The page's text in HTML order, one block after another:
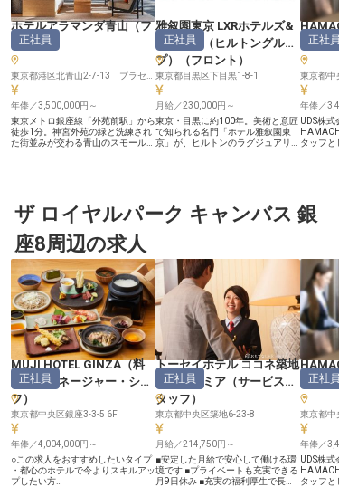
ホテルアラマンダ青山（フ
ロント）
正社員
年俸／3,500,000円～
東京メトロ銀座線「外苑前駅」から
徒歩1分。神宮外苑の緑と洗練され
た街並みが交わる青山のスモールラ
パを通じて上質な滞在を提供する当
ホテル。リニューアルでは鮨レスト
を新たに加え、組織体制も大きく強
化します。 【ホテルの第一印象を
担う、おもてなしの最前線】 チェ
ックイン・チェックアウトから宿泊
予約、館内・周辺のご案内まで、お
客様との接点が最も多いポジション
です。海外からのお客様も多く、英
語を活かした接客ができる環境。リ
ニューアルで生まれ変わるホテルの
「顔」として活躍いただけます。
【働く環境のポイント】 ・年俸350
万円～480万円 ・年間休日110日
（2027年4月〜／それまでは107
日）／残業月平均12時間 ・住宅手
当・資格取得支援・人間ドック費用
補助など充実の福利厚生
雅叙園東京 LXRホテルズ&
リゾーツ（ヒルトングルー
プ）
（フロント ）
正社員
東京都目黒区下目黒1-8-1
月給／230,000円～
東京・目黒に約100年。美術と意匠
で知られる名門「ホテル雅叙園東
京」が、ヒルトンのラグジュアリー
て」と「またぜひ」を預かる、ホテ
ルの顔】 チェックイン・チェック
最も多いポジションです。目黒川の
桜、周辺の見どころ、館内施設のご
案内——一つひとつの会話が、滞在
の記憶を形づくります。 【適性・
配属に応じて3つのポジションから
活躍の場を】 フロントデスク／ゲ
ストサービス／オペレーターの各ポ
ジションを用意。接客経験を活かし
て幅広く関わることも、電話対応や
コーディネートに強みを発揮するこ
とも可能です。開業準備段階から関
わり、LXRブランドのサービス基準
を共につくり上げていきます。
【働く環境のポイント】 ・世界143
の国と地域に9,100軒以上を展開す
るヒルトングループ ・社員割引制
度「Go Hilton」 ・退職金制度(確定
拠出年金) ・年間休日120日以上 ・
英語を活かせる外資系・グローバル
なキャリア
ント）
正社員
東京都中
年俸／
UDS株式
タッフと
戦可能。
お持ちの
ザ ロイヤルパーク キャンバス 銀
座8周辺の求人
MUJI HOTEL GINZA（料
理長・マネージャー・シェ
フ ）
正社員
東京都中央区銀座3-3-5 6F
年俸／4,004,000円～
○この求人をおすすめしたいタイプ
・都心のホテルで今よりスキルアッ
プしたい方
トーセイホテル ココネ築地
銀座プレミア （サービスス
タッフ ）
正社員
東京都中央区築地6-23-8
月給／214,750円～
■安定した月給で安心して働ける環
境です ■プライベートも充実できる
月9日休み ■充実の福利厚生で長く
ント）
正社員
東京都中
年俸／
UDS株式
タッフと